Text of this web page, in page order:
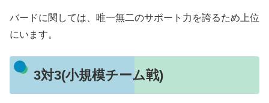
バードに関しては、唯一無二のサポート力を誇るため上位
にいます。
3対3(小規模チーム戦)